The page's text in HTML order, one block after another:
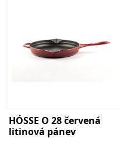
HÓSSE O 28 červená
litinová pánev